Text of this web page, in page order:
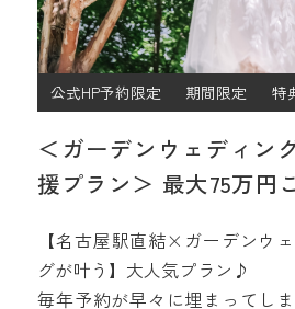
公式HP予約限定 期間限定 特
＜ガーデンウェディン
援プラン＞ 最大75万円
【名古屋駅直結×ガーデンウ
グが叶う】大人気プラン♪
毎年予約が早々に埋まってし